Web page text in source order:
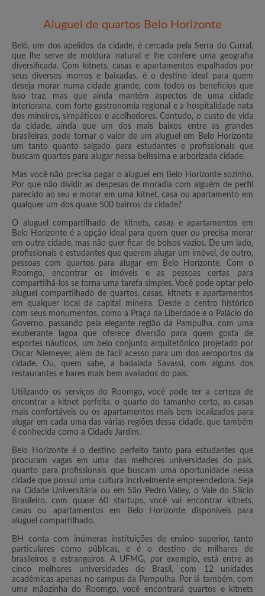
Aluguel de quartos Belo Horizonte
Belô, um dos apelidos da cidade, é cercada pela Serra do Curral,
que lhe serve de moldura natural e lhe confere uma geografia
diversificada. Com kitnets, casas e apartamentos espalhados por
seus diversos morros e baixadas, é o destino ideal para quem
deseja morar numa cidade grande, com todos os benefícios que
isso traz, mas que ainda mantém aspectos de uma cidade
interiorana, com forte gastronomia regional e a hospitalidade nata
dos mineiros, simpáticos e acolhedores. Contudo, o custo de vida
da cidade, ainda que um dos mais baixos entre as grandes
brasileiras, pode tornar o valor de um aluguel em Belo Horizonte
um tanto quanto salgado para estudantes e profissionais que
buscam quartos para alugar nessa belíssima e arborizada cidade.
Mas você não precisa pagar o aluguel em Belo Horizonte sozinho.
Por que não dividir as despesas de moradia com alguém de perfil
parecido ao seu e morar em uma kitnet, casa ou apartamento em
qualquer um dos quase 500 bairros da cidade?
O aluguel compartilhado de kitnets, casas e apartamentos em
Belo Horizonte é a opção ideal para quem quer ou precisa morar
em outra cidade, mas não quer ficar de bolsos vazios. De um lado,
profissionais e estudantes que querem alugar um imóvel, de outro,
pessoas com quartos para alugar em Belo Horizonte. Com o
Roomgo, encontrar os imóveis e as pessoas certas para
compartilhá-los se torna uma tarefa simples. Você pode optar pelo
aluguel compartilhado de quartos, casas, kitnets e apartamentos
em qualquer local da capital mineira. Desde o centro histórico
com seus monumentos, como a Praça da Liberdade e o Palácio do
Governo, passando pela elegante região da Pampulha, com uma
exuberante lagoa que oferece diversão para quem gosta de
esportes náuticos, um belo conjunto arquitetônico projetado por
Oscar Niemeyer, além de fácil acesso para um dos aeroportos da
cidade. Ou, quem sabe, a badalada Savassi, com alguns dos
restaurantes e bares mais bem avaliados do país.
Utilizando os serviços do Roomgo, você pode ter a certeza de
encontrar a kitnet perfeita, o quarto do tamanho certo, as casas
mais confortáveis ou os apartamentos mais bem localizados para
alugar em cada uma das várias regiões dessa cidade, que também
é conhecida como a Cidade Jardim.
Belo Horizonte é o destino perfeito tanto para estudantes que
procuram vagas em uma das melhores universidades do país,
quanto para profissionais que buscam uma oportunidade nessa
cidade que possui uma cultura incrivelmente empreendedora. Seja
na Cidade Universitária ou em São Pedro Valley, o Vale do Silício
Brasileiro, com quase 60 startups, você vai encontrar kitnets,
casas ou apartamentos em Belo Horizonte disponíveis para
aluguel compartilhado.
BH conta com inúmeras instituições de ensino superior, tanto
particulares como públicas, e é o destino de milhares de
brasileiros e estrangeiros. A UFMG, por exemplo, está entre as
cinco melhores universidades do Brasil, com 12 unidades
acadêmicas apenas no campus da Pampulha. Por lá também, com
uma mãozinha do Roomgo, você encontrará quartos e kitnets